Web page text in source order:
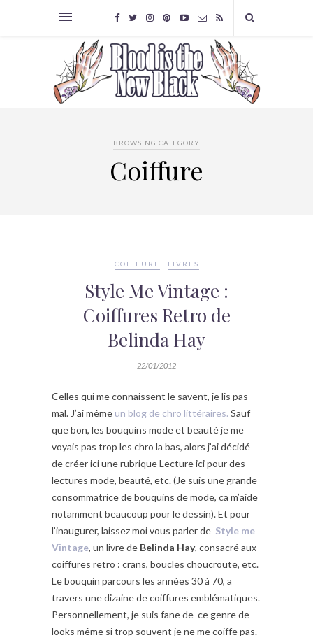
BROWSING CATEGORY
Coiffure
COIFFURE LIVRES
Style Me Vintage :
Coiffures Retro de
Belinda Hay
22/01/2012
Celles qui me connaissent le savent, je lis pas
mal. J’ai même un blog de chro littéraires. Sauf
que bon, les bouquins mode et beauté je me
voyais pas trop les chro la bas, alors j’ai décidé
de créer ici une rubrique Lecture ici pour des
lectures mode, beauté, etc. (Je suis une grande
consommatrice de bouquins de mode, ca m’aide
notamment beaucoup pour le dessin). Et pour
l’inaugurer, laissez moi vous parler de Style me
Vintage, un livre de Belinda Hay, consacré aux
coiffures retro : crans, boucles choucroute, etc.
Le bouquin parcours les années 30 à 70, a
travers une dizaine de coiffures emblématiques.
Personnellement, je suis fane de ce genre de
looks même si trop souvent je ne me coiffe pas.